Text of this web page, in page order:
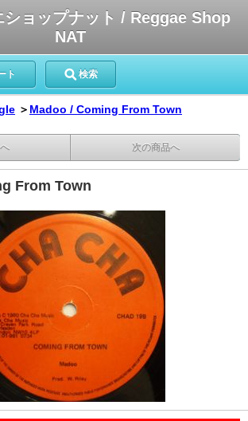
ショップナット / Reggae Shop
NAT
ト 検索
＞ Madoo / Coming From Town
次の商品へ
From Town